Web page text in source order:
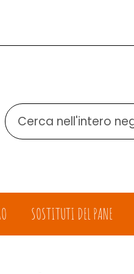
Cerca
Prodotto
SOSTITUTI DEL PANE